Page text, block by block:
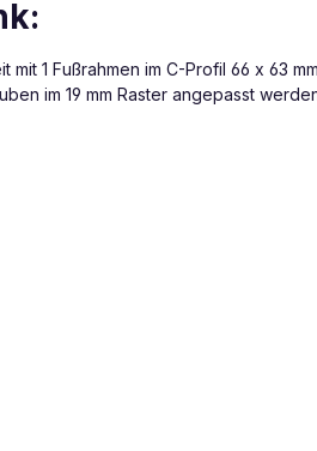
1 Fußrahmen im C-Profil 66 x 63
im 19 mm Raster angepasst